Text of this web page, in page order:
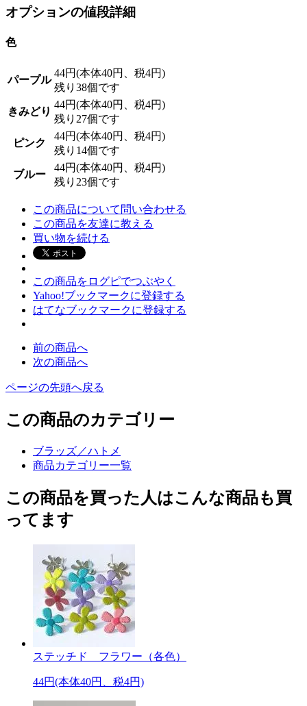
オプションの値段詳細
色
パープル
44円(本体40円、税4円)
残り38個です
きみどり
44円(本体40円、税4円)
残り27個です
ピンク
44円(本体40円、税4円)
残り14個です
ブルー
44円(本体40円、税4円)
残り23個です
この商品について問い合わせる
この商品を友達に教える
買い物を続ける
この商品をログピでつぶやく
Yahoo!ブックマークに登録する
はてなブックマークに登録する
前の商品へ
次の商品へ
ページの先頭へ戻る
この商品のカテゴリー
ブラッズ／ハトメ
商品カテゴリー一覧
この商品を買った人はこんな商品も買
ってます
ステッチド フラワー（各色）
44円(本体40円、税4円)